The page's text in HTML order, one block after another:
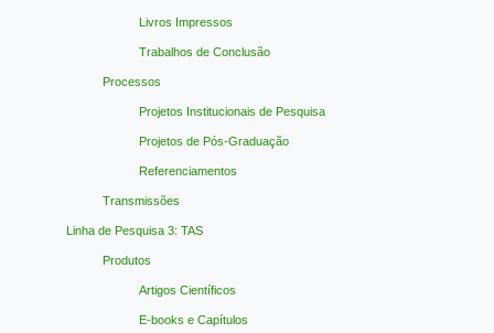
Livros Impressos
Trabalhos de Conclusão
Processos
Projetos Institucionais de Pesquisa
Projetos de Pós-Graduação
Referenciamentos
Transmissões
Linha de Pesquisa 3: TAS
Produtos
Artigos Científicos
E-books e Capítulos